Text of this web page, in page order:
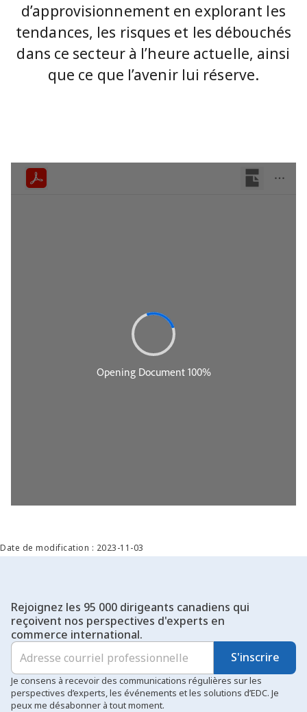
d’approvisionnement en explorant les
tendances, les risques et les débouchés
dans ce secteur à l’heure actuelle, ainsi
que ce que l’avenir lui réserve.
Date de modification : 2023-11-03
Rejoignez les 95 000 dirigeants canadiens qui
reçoivent nos perspectives d'experts en
commerce international.
S'inscrire
Je consens à recevoir des communications régulières sur les
perspectives d’experts, les événements et les solutions d’EDC. Je
peux me désabonner à tout moment.